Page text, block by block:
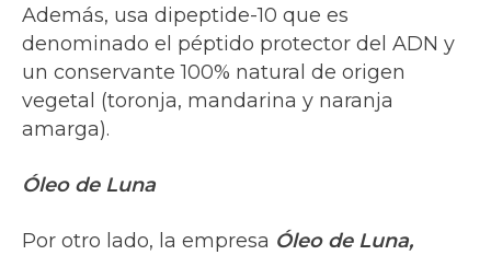
Además, usa dipeptide-10 que es
denominado el péptido protector del ADN y
un conservante 100% natural de origen
vegetal (toronja, mandarina y naranja
amarga).
Óleo de Luna
Por otro lado, la empresa Óleo de Luna,